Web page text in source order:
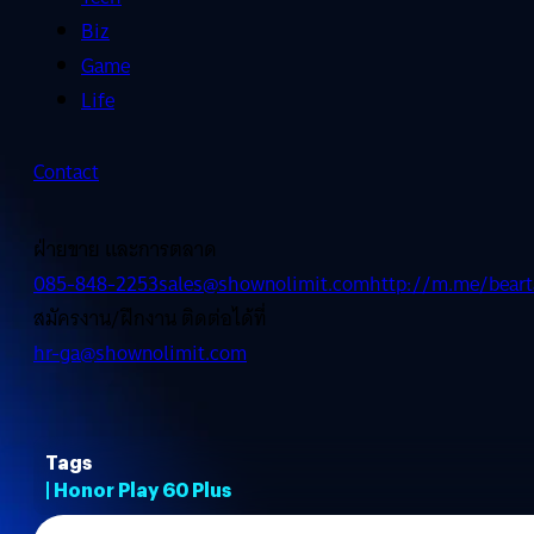
Biz
Game
Life
Contact
ฝ่ายขาย และการตลาด
085-848-2253sales@shownolimit.comhttp://m.me/
สมัครงาน/ฝึกงาน ติดต่อได้ที่
hr-ga@shownolimit.com
Tags
| Honor Play 60 Plus